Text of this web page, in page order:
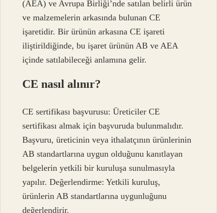
(AEA) ve Avrupa Birliği’nde satılan belirli ürün
ve malzemelerin arkasında bulunan CE
işaretidir. Bir ürünün arkasına CE işareti
iliştirildiğinde, bu işaret ürünün AB ve AEA
içinde satılabileceği anlamına gelir.
CE nasıl alınır?
CE sertifikası başvurusu: Üreticiler CE
sertifikası almak için başvuruda bulunmalıdır.
Başvuru, üreticinin veya ithalatçının ürünlerinin
AB standartlarına uygun olduğunu kanıtlayan
belgelerin yetkili bir kuruluşa sunulmasıyla
yapılır. Değerlendirme: Yetkili kuruluş,
ürünlerin AB standartlarına uygunluğunu
değerlendirir.